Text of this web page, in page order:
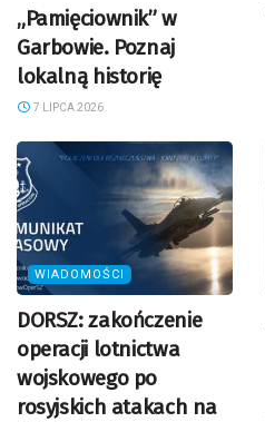
„Pamięciownik” w
Garbowie. Poznaj
lokalną historię
7 LIPCA 2026
WIADOMOŚCI
DORSZ: zakończenie
operacji lotnictwa
wojskowego po
rosyjskich atakach na